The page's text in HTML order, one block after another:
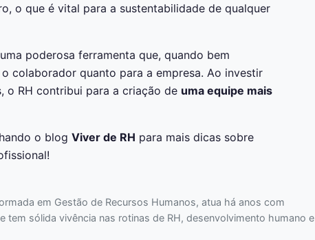
o que é vital para a sustentabilidade de qualquer
poderosa ferramenta que, quando bem
colaborador quanto para a empresa. Ao investir
o RH contribui para a criação de uma equipe mais
o blog Viver de RH para mais dicas sobre
em Gestão de Recursos Humanos, atua há anos com
tem sólida vivência nas rotinas de RH, desenvolvimento humano e